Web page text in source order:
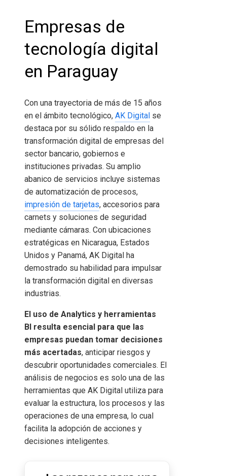
Empresas de
tecnología digital
en Paraguay
Con una trayectoria de más de 15 años
en el ámbito tecnológico, AK Digital se
destaca por su sólido respaldo en la
transformación digital de empresas del
sector bancario, gobiernos e
instituciones privadas. Su amplio
abanico de servicios incluye sistemas
de automatización de procesos,
impresión de tarjetas, accesorios para
carnets y soluciones de seguridad
mediante cámaras. Con ubicaciones
estratégicas en Nicaragua, Estados
Unidos y Panamá, AK Digital ha
demostrado su habilidad para impulsar
la transformación digital en diversas
industrias.
El uso de Analytics y herramientas
BI resulta esencial para que las
empresas puedan tomar decisiones
más acertadas, anticipar riesgos y
descubrir oportunidades comerciales. El
análisis de negocios es solo una de las
herramientas que AK Digital utiliza para
evaluar la estructura, los procesos y las
operaciones de una empresa, lo cual
facilita la adopción de acciones y
decisiones inteligentes.